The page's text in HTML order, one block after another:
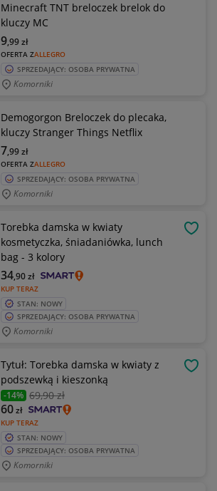
Minecraft TNT breloczek brelok do
kluczy MC
OFERTA ZALLEGRO
9,99zł
SPRZEDAJĄCY: OSOBA PRYWATNA
Komorniki
Demogorgon Breloczek do plecaka,
kluczy Stranger Things Netflix
OFERTA ZALLEGRO
7,99zł
SPRZEDAJĄCY: OSOBA PRYWATNA
Komorniki
Torebka damska w kwiaty
kosmetyczka, śniadaniówka, lunch
bag - 3 kolory
KUP TERAZ
34,90zł
STAN: NOWY
SPRZEDAJĄCY: OSOBA PRYWATNA
Komorniki
Tytuł: Torebka damska w kwiaty z
podszewką i kieszonką
-14% 69,90 zł
KUP TERAZ
60zł
STAN: NOWY
SPRZEDAJĄCY: OSOBA PRYWATNA
Komorniki